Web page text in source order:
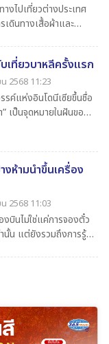
งไปเที่ยวต่างประเทศ
ดินทางเสื้อผ้าและ
าในประเทศปลายทาง
โมงเพื่อจะได้ปรับ
และยังช่วยให้สื่อสาร
ทความนี้ได้รวบรวมข้อมูล
ต่างจากประเทศอื่น มา
เที่ยวบาหลีครั้งแรก
2568 11:23
รค์แห่งอินโดนีเซียขึ้นชื่อ
” เป็นจุดหมายในฝันของ
ไปบาหลีครั้งแรกและยัง
ทัวร์365วัน) ได้
มาให้แล้ว
งห้ามนำขึ้นเครื่อง
2568 11:03
งบินไม่ใช่แค่การจองตั๋ว
นั้น แต่ยังรวมถึงการรู้
ฏิเสธการเดินทางได้
ล่าสุดปี 2025 มาให้ได้
ว เพื่อให้การเดินทาง
ปกับ
)